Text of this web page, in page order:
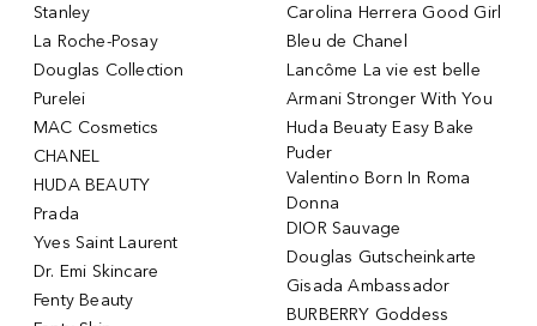
Stanley
La Roche-Posay
Douglas Collection
Purelei
MAC Cosmetics
CHANEL
HUDA BEAUTY
Prada
Yves Saint Laurent
Dr. Emi Skincare
Fenty Beauty
Carolina Herrera Good Girl
Bleu de Chanel
Lancôme La vie est belle
Armani Stronger With You
Huda Beuaty Easy Bake
Puder
Valentino Born In Roma
Donna
DIOR Sauvage
Douglas Gutscheinkarte
Gisada Ambassador
BURBERRY Goddess